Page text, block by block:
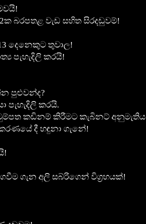
බරපතළ වැඩ සහිත සිරදඬුවම්!
දෙනෙකුට තුවාල!
පැහැදිලි කරයි!
පුළුවන්ද?
පැහැදිලි කරයි.
කඩිනම් කිරීමට කැබිනට් අනුමැතිය
දී හඳුනා ගැනේ!
ගැන අලි සබ්රිගෙන් විග්‍රහයක්!